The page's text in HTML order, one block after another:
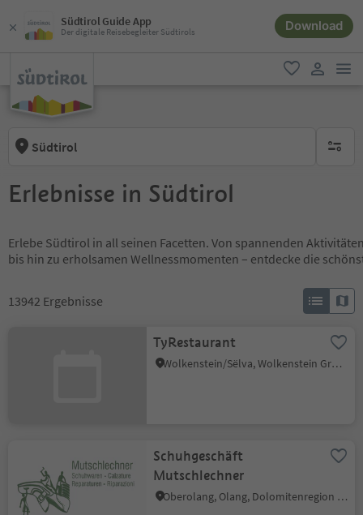
Südtirol Guide App
Der digitale Reisebegleiter Südtirols Download
favorit
Südtirol keine
Erlebnisse in Südtirol
Erlebe Südtirol in all seinen Facetten. Von spannenden
bis hin zu erholsamen Wellnessmomenten – entdecke die
13942 Ergebnisse
TyRestaurant
Wolkenstein/Sëlva, Wolkenstein Gröden, Dolomitenregion Gröden
Schuhgeschäft
Mutschlechner
Oberolang, Olang, Dolomitenregion Kronplatz